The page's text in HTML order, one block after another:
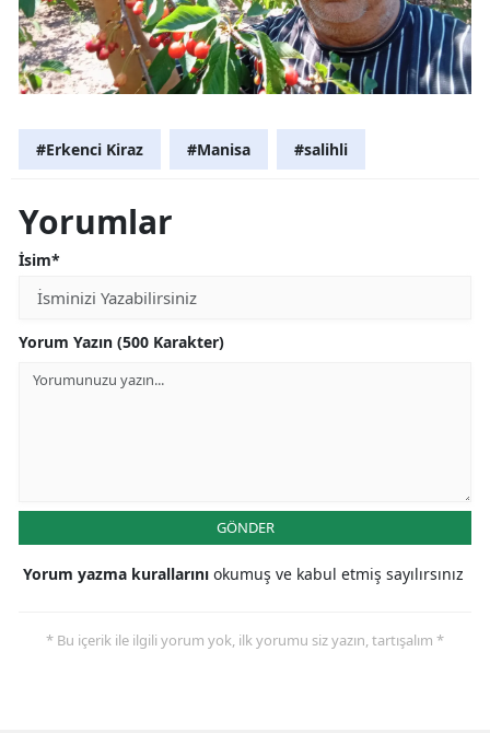
#Erkenci Kiraz #Manisa #salihli
Yorumlar
İsim*
Yorum Yazın (500 Karakter)
GÖNDER
Yorum yazma kurallarını okumuş ve kabul etmiş sayılırsınız
* Bu içerik ile ilgili yorum yok, ilk yorumu siz yazın, tartışalım *